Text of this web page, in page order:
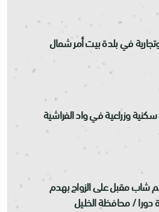
وتجارية في بلدة بيت أمر شمال
وزراعية في واد الفراشية
شاب مقبل على الزواج بهدم
دورا / محافظة الخليل